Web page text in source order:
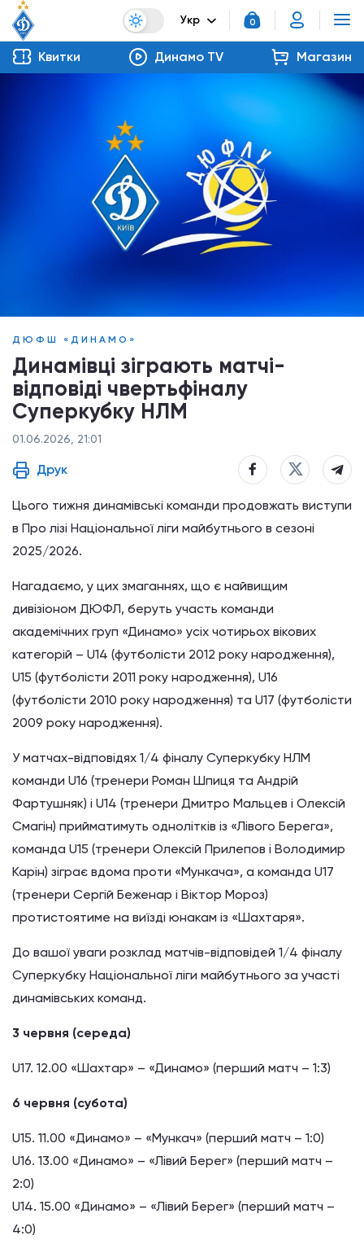
Укр 0
Квитки Динамо TV Магазин
ДЮФШ «ДИНАМО»
Динамівці зіграють матчі-
відповіді чвертьфіналу
Суперкубку НЛМ
01.06.2026, 21:01
Друк
Цього тижня динамівські команди продовжать виступи
в Про лізі Національної ліги майбутнього в сезоні
2025/2026.
Нагадаємо, у цих змаганнях, що є найвищим
дивізіоном ДЮФЛ, беруть участь команди
академічних груп «Динамо» усіх чотирьох вікових
категорій – U14 (футболісти 2012 року народження),
U15 (футболісти 2011 року народження), U16
(футболісти 2010 року народження) та U17 (футболісти
2009 року народження).
У матчах-відповідях 1/4 фіналу Суперкубку НЛМ
команди U16 (тренери Роман Шпиця та Андрій
Фартушняк) і U14 (тренери Дмитро Мальцев і Олексій
Смагін) прийматимуть однолітків із «Лівого Берега»,
команда U15 (тренери Олексій Прилепов і Володимир
Карін) зіграє вдома проти «Мункача», а команда U17
(тренери Сергій Беженар і Віктор Мороз)
протистоятиме на виїзді юнакам із «Шахтаря».
До вашої уваги розклад матчів-відповідей 1/4 фіналу
Суперкубку Національної ліги майбутнього за участі
динамівських команд.
3 червня (середа)
U17. 12.00 «Шахтар» – «Динамо» (перший матч – 1:3)
6 червня (субота)
U15. 11.00 «Динамо» – «Мункач» (перший матч – 1:0)
U16. 13.00 «Динамо» – «Лівий Берег» (перший матч –
2:0)
U14. 15.00 «Динамо» – «Лівий Берег» (перший матч –
4:0)